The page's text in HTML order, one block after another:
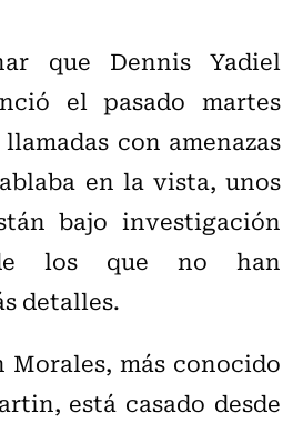
que Dennis Yadiel
el pasado martes
con amenazas
en la vista, unos
bajo investigación
los que no han
detalles.
más conocido
está casado desde